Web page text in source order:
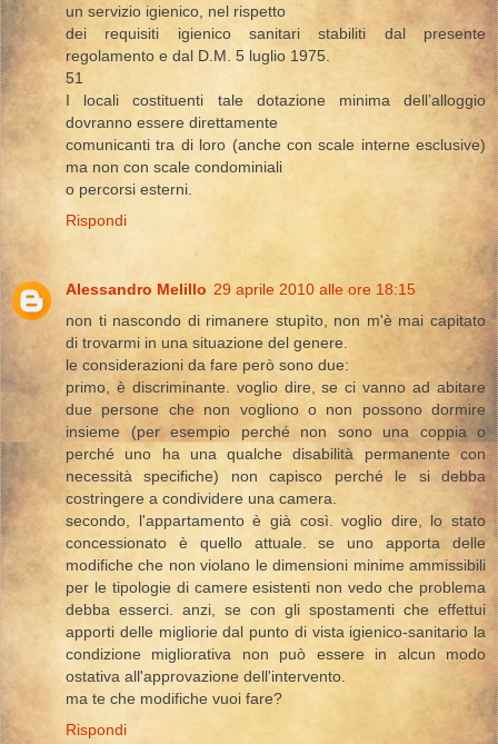
un servizio igienico, nel rispetto
dei requisiti igienico sanitari stabiliti dal presente
regolamento e dal D.M. 5 luglio 1975.
51
I locali costituenti tale dotazione minima dell’alloggio
dovranno essere direttamente
comunicanti tra di loro (anche con scale interne esclusive)
ma non con scale condominiali
o percorsi esterni.
Rispondi
Alessandro Melillo 29 aprile 2010 alle ore 18:15
non ti nascondo di rimanere stupìto, non m'è mai capitato
di trovarmi in una situazione del genere.
le considerazioni da fare però sono due:
primo, è discriminante. voglio dire, se ci vanno ad abitare
due persone che non vogliono o non possono dormire
insieme (per esempio perché non sono una coppia o
perché uno ha una qualche disabilità permanente con
necessità specifiche) non capisco perché le si debba
costringere a condividere una camera.
secondo, l'appartamento è già così. voglio dire, lo stato
concessionato è quello attuale. se uno apporta delle
modifiche che non violano le dimensioni minime ammissibili
per le tipologie di camere esistenti non vedo che problema
debba esserci. anzi, se con gli spostamenti che effettui
apporti delle migliorie dal punto di vista igienico-sanitario la
condizione migliorativa non può essere in alcun modo
ostativa all'approvazione dell'intervento.
ma te che modifiche vuoi fare?
Rispondi